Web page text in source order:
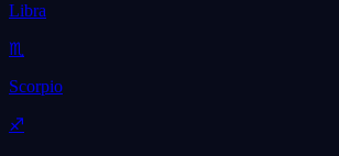
Libra
♏
Scorpio
♐